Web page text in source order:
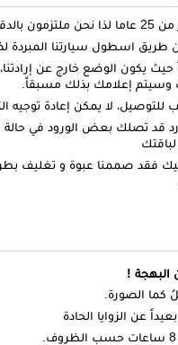
المحدد
طريق اسطول سيارتنا المبردة
حيث يكون الوضع خارج عن
وسيتم إعلامك بذلك مسبقاً.
للتوصيل، لا يمكن إعادة توجيه
قد تصلك بعض الورود في حالة
فقد صممنا عبوة و تغليف
البهجة !
كما الصورة.
عن الزوايا الحادة